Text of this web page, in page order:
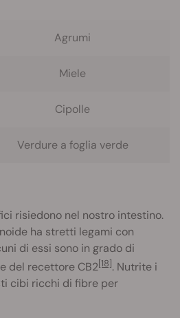
Agrumi
Miele
Cipolle
Verdure a foglia verde
risiedono nel nostro intestino.
ha stretti legami con
di essi sono in grado di
del recettore CB2[18]. Nutrite i
cibi ricchi di fibre per